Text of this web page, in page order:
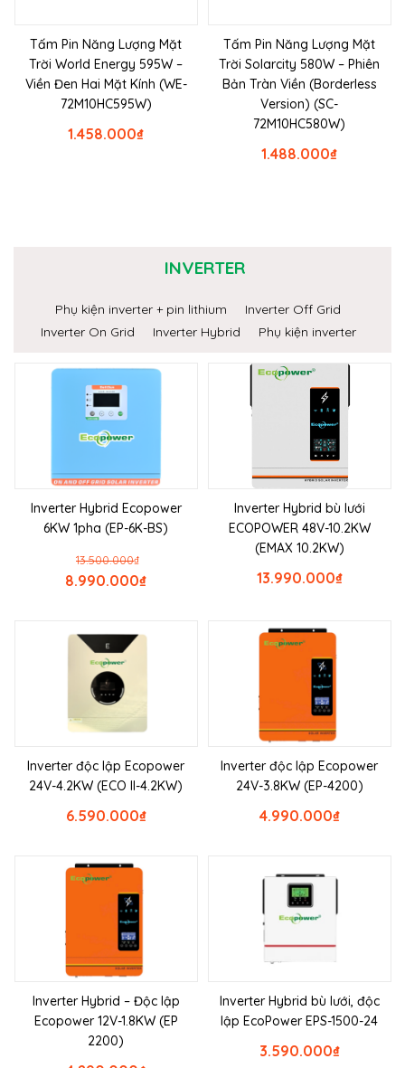
Tấm Pin Năng Lượng Mặt
Trời World Energy 595W –
Viền Đen Hai Mặt Kính (WE-
72M10HC595W)
₫
1.458.000
Tấm Pin Năng Lượng Mặt
Trời Solarcity 580W – Phiên
Bản Tràn Viền (Borderless
Version) (SC-
72M10HC580W)
₫
1.488.000
INVERTER
Phụ kiện inverter + pin lithium
Inverter Off Grid
Inverter On Grid
Inverter Hybrid Phụ kiện inverter
Inverter Hybrid Ecopower
6KW 1pha (EP-6K-BS)
₫
13.500.000
₫
8.990.000
Inverter Hybrid bù lưới
ECOPOWER 48V-10.2KW
(EMAX 10.2KW)
₫
13.990.000
Inverter độc lập Ecopower
24V-4.2KW (ECO II-4.2KW)
₫
6.590.000
Inverter độc lập Ecopower
24V-3.8KW (EP-4200)
₫
4.990.000
Inverter Hybrid – Độc lập
Ecopower 12V-1.8KW (EP
2200)
Inverter Hybrid bù lưới, độc
lập EcoPower EPS-1500-24
₫
3.590.000